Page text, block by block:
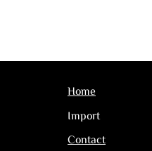
Home
Import
Contact